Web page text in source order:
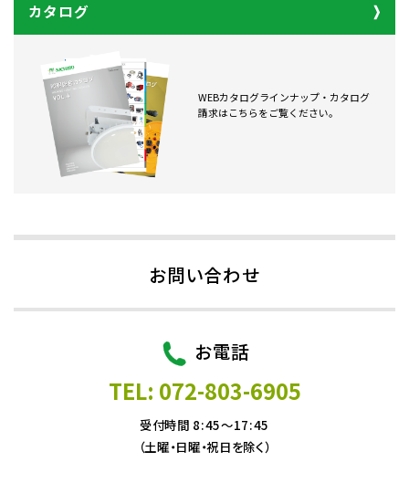
カタログ
WEBカタログラインナップ・カタログ
請求はこちらをご覧ください。
お問い合わせ
お電話
TEL: 072-803-6905
受付時間 8:45～17:45
（土曜・日曜・祝日を除く）